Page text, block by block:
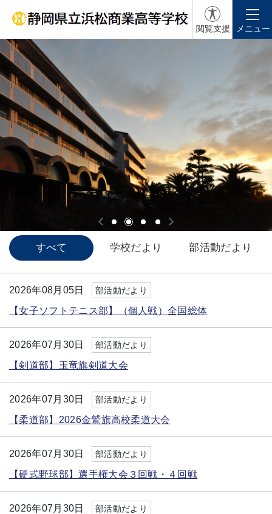
閲覧支援 メニュー
すべて 学校だより 部活動だより
2026年08月05日 部活動だより
【女子ソフトテニス部】（個人戦）全国総体
2026年07月30日 部活動だより
【剣道部】玉竜旗剣道大会
2026年07月30日 部活動だより
【柔道部】2026金鷲旗高校柔道大会
2026年07月30日 部活動だより
【硬式野球部】選手権大会３回戦・４回戦
2026年07月30日 部活動だより